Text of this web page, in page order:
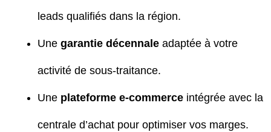
leads qualifiés dans la région.
Une garantie décennale adaptée à votre
activité de sous‑traitance.
Une plateforme e‑commerce intégrée avec la
centrale d’achat pour optimiser vos marges.